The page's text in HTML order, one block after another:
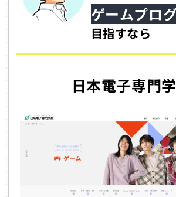
ゲームプロ
目指すなら
日本電子専門